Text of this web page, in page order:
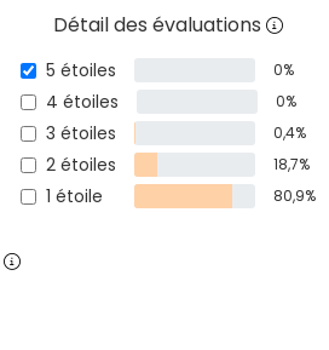
Détail des évaluations
5 étoiles 0%
4 étoiles 0%
3 étoiles 0,4%
2 étoiles 18,7%
1 étoile 80,9%